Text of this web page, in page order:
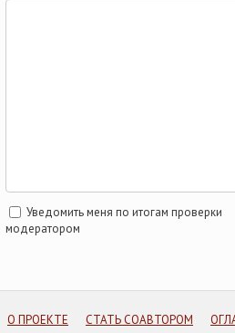
Уведомить меня по итогам проверки
модератором
О ПРОЕКТЕ СТАТЬ СОАВТОРОМ